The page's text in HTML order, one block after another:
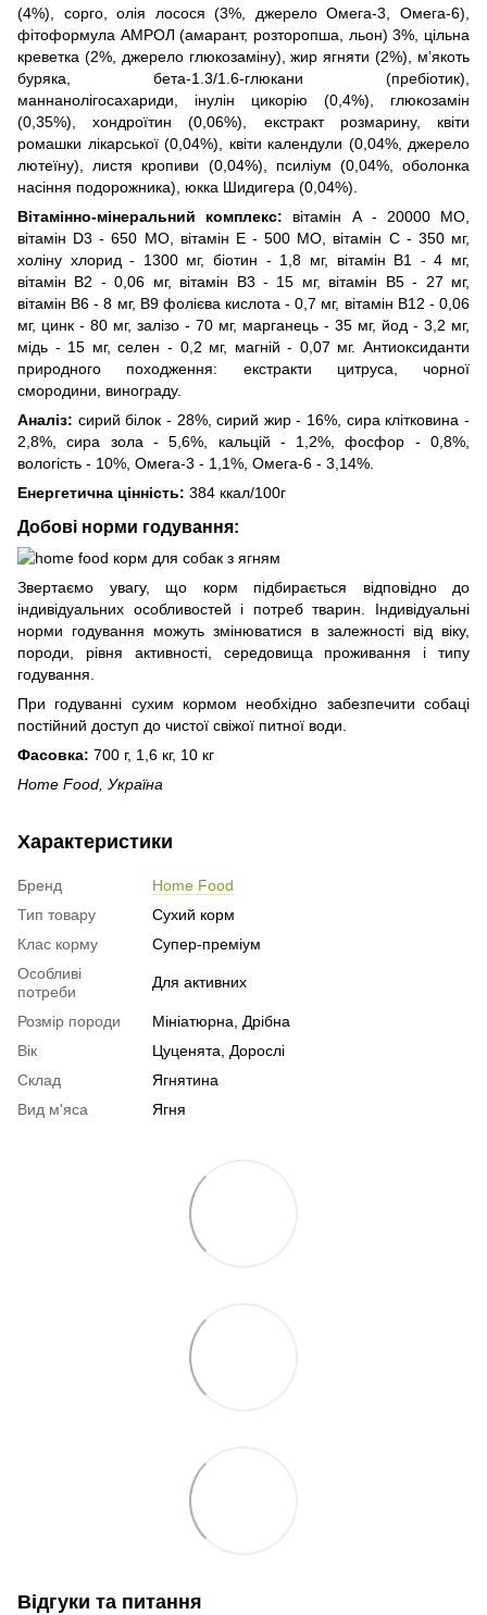
(4%), сорго, олія лосося (3%, джерело Омега-3, Омега-6),
фітоформула АМРОЛ (амарант, розторопша, льон) 3%, цільна
креветка (2%, джерело глюкозаміну), жир ягняти (2%), м’якоть
буряка, бета-1.3/1.6-глюкани (пребіотик),
маннанолігосахариди, інулін цикорію (0,4%), глюкозамін
(0,35%), хондроїтин (0,06%), екстракт розмарину, квіти
ромашки лікарської (0,04%), квіти календули (0,04%, джерело
лютеїну), листя кропиви (0,04%), псиліум (0,04%, оболонка
насіння подорожника), юкка Шидигера (0,04%).
Вітамінно-мінеральний комплекс: вітамін А - 20000 МО,
вітамін D3 - 650 МО, вітамін Е - 500 МО, вітамін С - 350 мг,
холіну хлорид - 1300 мг, біотин - 1,8 мг, вітамін В1 - 4 мг,
вітамін В2 - 0,06 мг, вітамін В3 - 15 мг, вітамін В5 - 27 мг,
вітамін В6 - 8 мг, В9 фолієва кислота - 0,7 мг, вітамін В12 - 0,06
мг, цинк - 80 мг, залізо - 70 мг, марганець - 35 мг, йод - 3,2 мг,
мідь - 15 мг, селен - 0,2 мг, магній - 0,07 мг. Антиоксиданти
природного походження: екстракти цитруса, чорної
смородини, винограду.
Аналіз: сирий білок - 28%, сирий жир - 16%, сира клітковина -
2,8%, сира зола - 5,6%, кальцій - 1,2%, фосфор - 0,8%,
вологість - 10%, Омега-3 - 1,1%, Омега-6 - 3,14%.
Енергетична цінність: 384 ккал/100г
Добові норми годування:
Звертаємо увагу, що корм підбирається відповідно до
індивідуальних особливостей і потреб тварин. Індивідуальні
норми годування можуть змінюватися в залежності від віку,
породи, рівня активності, середовища проживання і типу
годування.
При годуванні сухим кормом необхідно забезпечити собаці
постійний доступ до чистої свіжої питної води.
Фасовка: 700 г, 1,6 кг, 10 кг
Home Food, Україна
Характеристики
Бренд
Home Food
Тип товару
Сухий корм
Клас корму
Супер-преміум
Особливі
потреби
Для активних
Розмір породи
Мініатюрна, Дрібна
Вік
Цуценята, Дорослі
Склад
Ягнятина
Вид м'яса
Ягня
Відгуки та питання